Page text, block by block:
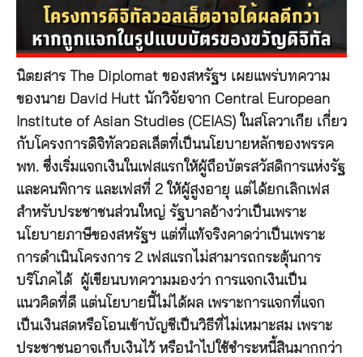
นิตยสาร The Diplomat ของสหรัฐฯ เผยแพร่บทความ
ของนาย David Hutt นักวิจัยจาก Central European
Institute of Asian Studies (CEIAS) ในสโลวาเกีย เกี่ยว
กับโครงการดิจิทัลวอลเล็ตที่เป็นนโยบายหลักของพรรค
พท. ซึ่งเริ่มแจกเงินในเฟสแรกให้ผู้ถือบัตรสวัสดิการแห่งรัฐ
และคนพิการ และเฟสที่ 2 ให้ผู้สูงอายุ แต่ได้ยกเลิกเฟส
สำหรับประชาชนส่วนใหญ่ รัฐบาลอ้างว่าเป็นเพราะ
นโยบายภาษีของสหรัฐฯ แต่ที่แท้จริงคาดว่าเป็นเพราะ
การดำเนินโครงการ 2 เฟสแรกไม่สามารถกระตุ้นการ
บริโภคได้ ผู้เขียนบทความมองว่า การแจกเงินเป็น
แนวคิดที่ดี แต่นโยบายนี้ไม่ได้ผล เพราะการแจกที่แจก
เป็นเงินสดหรือโอนเข้าบัญชีเป็นวิธีที่ไม่เหมาะสม เพราะ
ประชาชนอาจเก็บเงินไว้ หรือนำไปใช้ชำระหนี้สินมากกว่า